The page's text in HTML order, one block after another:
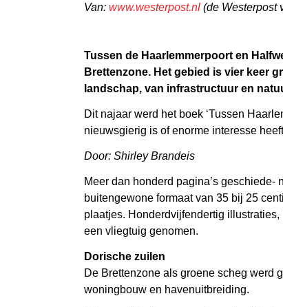
Van: www.westerpost.nl (de Westerpost
Tussen de Haarlemmerpoort en
Brettenzone. Het gebied is vier keer
landschap, van infrastructuur en
Dit najaar werd het boek ‘Tussen
nieuwsgierig is of enorme interesse
Door: Shirley Brandeis
Meer dan honderd pagina’s
buitengewone formaat van 35 bij 25
plaatjes. Honderdvijfendertig illustraties,
een vliegtuig genomen.
Dorische zuilen
De Brettenzone als groene scheg werd
woningbouw en havenuitbreiding.